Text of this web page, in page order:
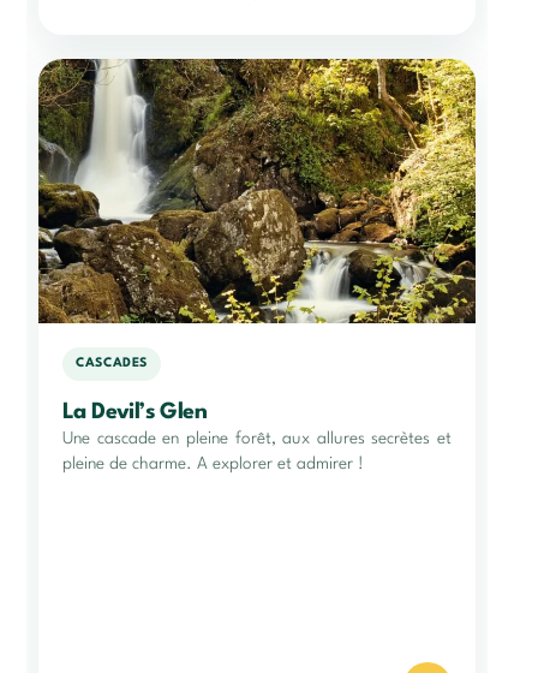
CASCADES
La Devil’s Glen
Une cascade en pleine forêt, aux allures secrètes et
pleine de charme. A explorer et admirer !